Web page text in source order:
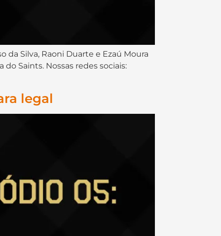
da Silva, Raoni Duarte e Ezaú Moura
Saints. Nossas redes sociais:
legal